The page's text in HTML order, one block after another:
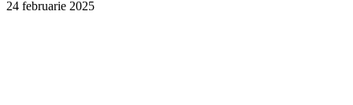
24 februarie 2025